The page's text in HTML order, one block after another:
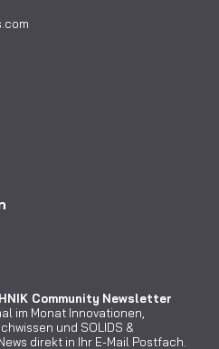
Community Newsletter
im Monat Innovationen,
und SOLIDS &
direkt in Ihr E-Mail Postfach.